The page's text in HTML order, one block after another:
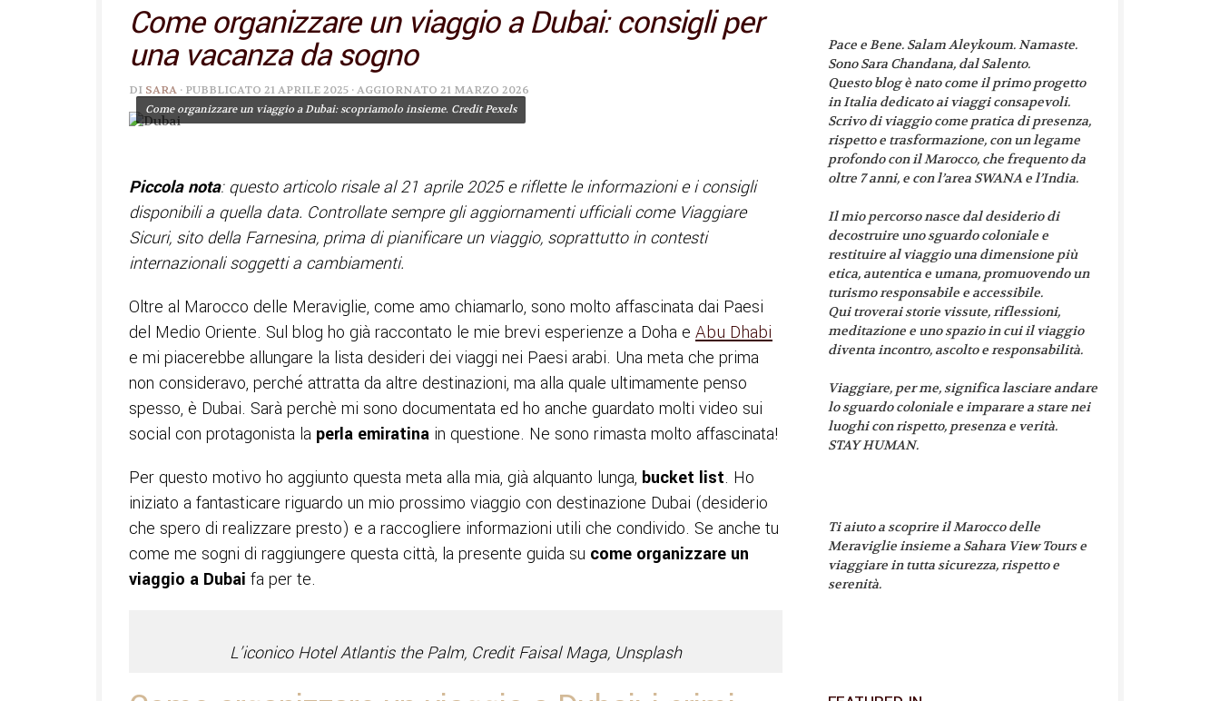
Come organizzare un viaggio a Dubai: consigli per
una vacanza da sogno
DI SARA · PUBBLICATO 21 APRILE 2025 · AGGIORNATO 21 MARZO 2026
Come organizzare un viaggio a Dubai: scopriamolo insieme. Credit Pexels
Piccola nota: questo articolo risale al 21 aprile 2025 e riflette le informazioni e i consigli
disponibili a quella data. Controllate sempre gli aggiornamenti ufficiali come Viaggiare
Sicuri, sito della Farnesina, prima di pianificare un viaggio, soprattutto in contesti
internazionali soggetti a cambiamenti.
Oltre al Marocco delle Meraviglie, come amo chiamarlo, sono molto affascinata dai Paesi
del Medio Oriente. Sul blog ho già raccontato le mie brevi esperienze a Doha e Abu Dhabi
e mi piacerebbe allungare la lista desideri dei viaggi nei Paesi arabi. Una meta che prima
non consideravo, perché attratta da altre destinazioni, ma alla quale ultimamente penso
spesso, è Dubai. Sarà perchè mi sono documentata ed ho anche guardato molti video sui
social con protagonista la perla emiratina in questione. Ne sono rimasta molto affascinata!
Per questo motivo ho aggiunto questa meta alla mia, già alquanto lunga, bucket list. Ho
iniziato a fantasticare riguardo un mio prossimo viaggio con destinazione Dubai (desiderio
che spero di realizzare presto) e a raccogliere informazioni utili che condivido. Se anche tu
come me sogni di raggiungere questa città, la presente guida su come organizzare un
viaggio a Dubai fa per te.
L’iconico Hotel Atlantis the Palm, Credit Faisal Maga, Unsplash
Pace e Bene. Salam Aleykoum. Namaste.
Sono Sara Chandana, dal Salento.
Questo blog è nato come il primo progetto
in Italia dedicato ai viaggi consapevoli.
Scrivo di viaggio come pratica di presenza,
rispetto e trasformazione, con un legame
profondo con il Marocco, che frequento da
oltre 7 anni, e con l’area SWANA e l’India.
Il mio percorso nasce dal desiderio di
decostruire uno sguardo coloniale e
restituire al viaggio una dimensione più
etica, autentica e umana, promuovendo un
turismo responsabile e accessibile.
Qui troverai storie vissute, riflessioni,
meditazione e uno spazio in cui il viaggio
diventa incontro, ascolto e responsabilità.
Viaggiare, per me, significa lasciare andare
lo sguardo coloniale e imparare a stare nei
luoghi con rispetto, presenza e verità.
STAY HUMAN.
Ti aiuto a scoprire il Marocco delle
Meraviglie insieme a Sahara View Tours e
viaggiare in tutta sicurezza, rispetto e
serenità.